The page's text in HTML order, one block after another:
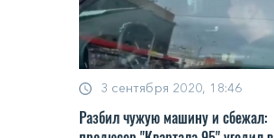
3 сентября 2020, 18:46
Разбил чужую машину и сбежал: